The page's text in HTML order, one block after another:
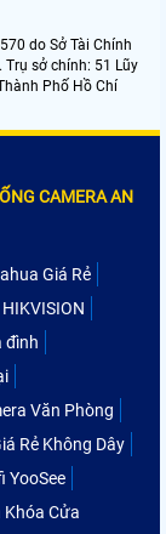
do Sở Tài Chính
sở chính: 51 Lũy
Phố Hồ Chí
CAMERA AN
Giá Rẻ
đình
Văn Phòng
Rẻ Không Dây
YooSee
Khóa Cửa